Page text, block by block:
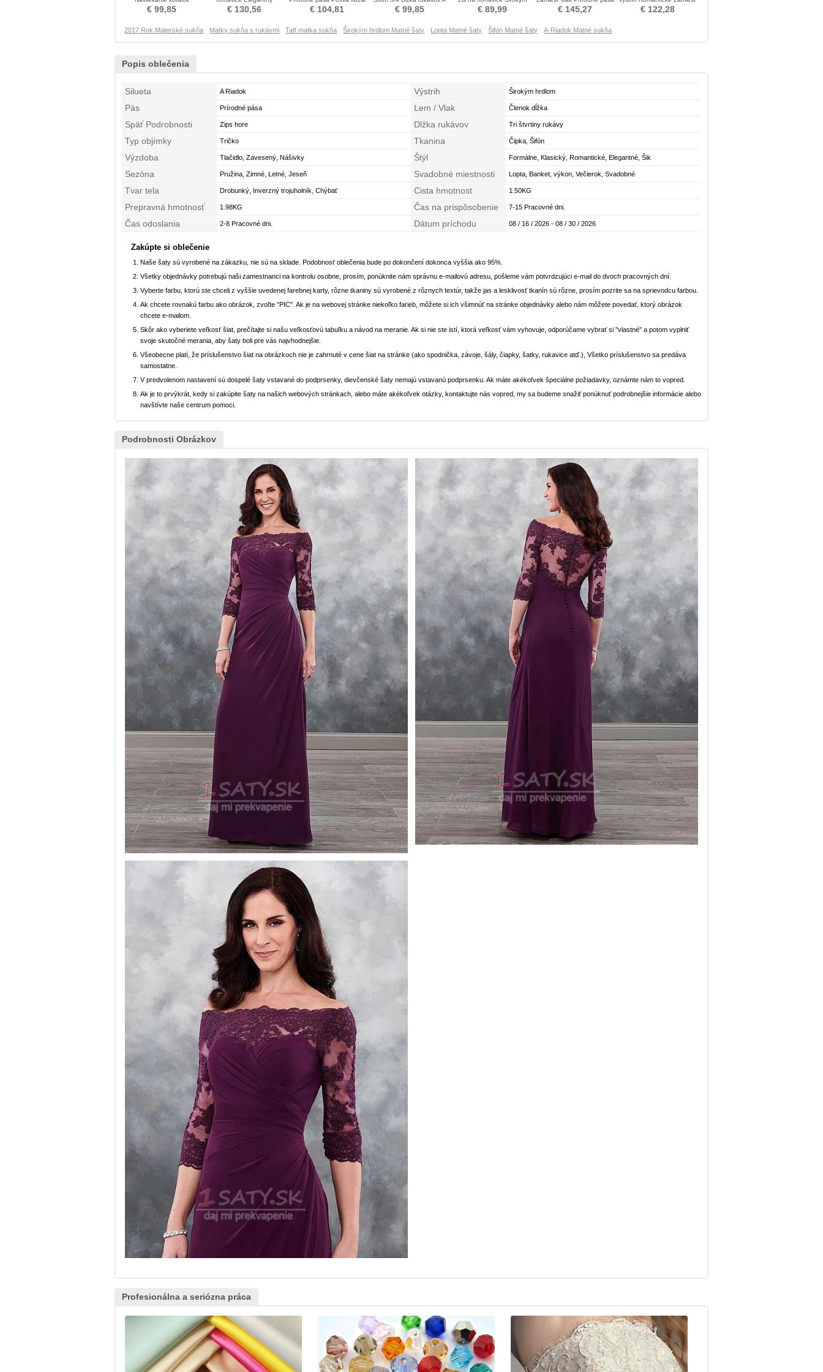
Polovica rukávmi Matné
šaty
€ 99,85
Drahokamy živôtik Matné
šaty
€ 130,56
rukávmi Matné šaty
€ 104,81
linka Matné šaty
€ 99,85
hrdlom Matné šaty
€ 89,99
Matné šaty
€ 145,27
vlak Matné šaty
€ 122,28
2017 Rok Materské sukňa Matky sukňa s rukávmi Taft matka sukňa Širokým hrdlom Matné šaty Lopta Matné šaty Šifón Matné šaty A-Riadok Matné sukňa
Popis oblečenia
Silueta A Riadok Výstrih Širokým hrdlom
Pás Prírodné pása Lem / Vlak Členok dĺžka
Späť Podrobnosti Zips hore Dlžka rukávov Tri štvrtiny rukávy
Typ objímky Tričko Tkanina Čipka, Šifón
Výzdoba Tlačidlo, Zavesený, Nášivky Štýl Formálne, Klasický, Romantické, Elegantné, Šik
Sezóna Pružina, Zimné, Letné, Jeseň Svadobné miestnosti Lopta, Banket, výkon, Večierok, Svadobné
Tvar tela Drobunký, Inverzný trojuholník, Chýbať Cista hmotnost 1.50KG
Prepravná hmotnosť 1.98KG Čas na prispôsobenie 7-15 Pracovné dni.
Čas odoslania 2-8 Pracovné dni. Dátum príchodu 08 / 16 / 2026 - 08 / 30 / 2026
Zakúpte si oblečenie
Naše šaty sú vyrobené na zákazku, nie sú na sklade. Podobnosť oblečenia bude po dokončení dokonca vyššia ako 95%.
Všetky objednávky potrebujú naši zamestnanci na kontrolu osobne, prosím, ponúknite nám správnu e-mailovú adresu, pošleme vám potvrdzujúci e-mail do dvoch pracovných dní.
Vyberte farbu, ktorú ste chceli z vyššie uvedenej farebnej karty, rôzne tkaniny sú vyrobené z rôznych textúr, takže jas a lesklivosť tkanín sú rôzne, prosím pozrite sa na sprievodcu farbou.
Ak chcete rovnakú farbu ako obrázok, zvoľte "PIC". Ak je na webovej stránke niekoľko farieb, môžete si ich všimnúť na stránke objednávky alebo nám môžete povedať, ktorý obrázok
chcete e-mailom.
Skôr ako vyberiete veľkosť šiat, prečítajte si našu veľkosťovú tabuľku a návod na meranie. Ak si nie ste istí, ktorá veľkosť vám vyhovuje, odporúčame vybrať si "vlastné" a potom vyplniť
svoje skutočné merania, aby šaty boli pre vás najvhodnejšie.
Všeobecne platí, že príslušenstvo šiat na obrázkoch nie je zahrnuté v cene šiat na stránke (ako spodnička, závoje, šály, čiapky, šatky, rukavice atď.), Všetko príslušenstvo sa predáva
samostatne.
V predvolenom nastavení sú dospelé šaty vstavané do podprsenky, dievčenské šaty nemajú vstavanú podprsenku. Ak máte akékoľvek špeciálne požiadavky, oznámte nám to vopred.
Ak je to prvýkrát, kedy si zakúpite šaty na našich webových stránkach, alebo máte akékoľvek otázky, kontaktujte nás vopred, my sa budeme snažiť ponúknuť podrobnejšie informácie alebo
navštívte naše centrum pomoci.
Podrobnosti Obrázkov
Profesionálna a seriózna práca